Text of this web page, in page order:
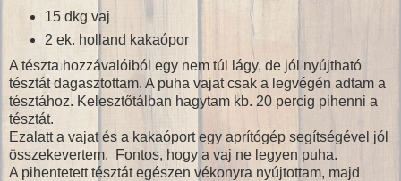
15 dkg vaj
2 ek. holland kakaópor
A tészta hozzávalóiból egy nem túl lágy, de jól nyújtható
tésztát dagasztottam. A puha vajat csak a legvégén adtam a
tésztához. Kelesztőtálban hagytam kb. 20 percig pihenni a
tésztát.
Ezalatt a vajat és a kakaóport egy aprítógép segítségével jól
összekevertem. Fontos, hogy a vaj ne legyen puha.
A pihentetett tésztát egészen vékonyra nyújtottam, majd